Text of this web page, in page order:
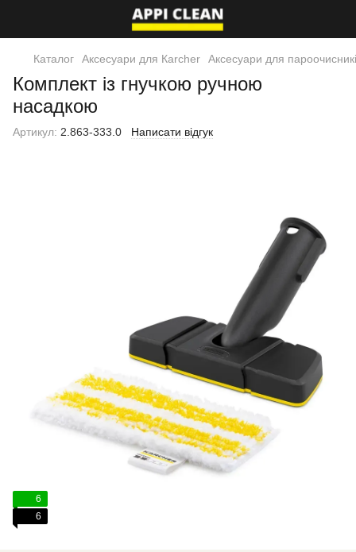
Каталог Аксесуари для Кarcher Аксесуари для
Комплект із гнучкою ручною
насадкою
Артикул: 2.863-333.0 Написати відгук
6
6